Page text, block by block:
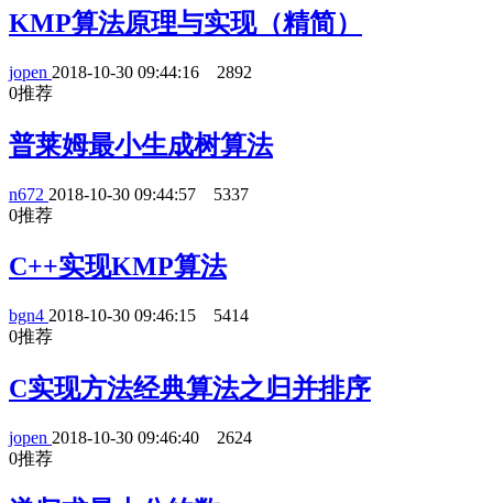
KMP算法原理与实现（精简）
jopen 2018-10-30 09:44:16
2892
0推荐
普莱姆最小生成树算法
n672 2018-10-30 09:44:57
5337
0推荐
C++实现KMP算法
bgn4 2018-10-30 09:46:15
5414
0推荐
C实现方法经典算法之归并排序
jopen 2018-10-30 09:46:40
2624
0推荐